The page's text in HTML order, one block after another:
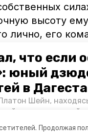
Продолжая
что если
юный
в
Шейн,
море детей
«Победы26»
высоту
лично, его
что
заметно